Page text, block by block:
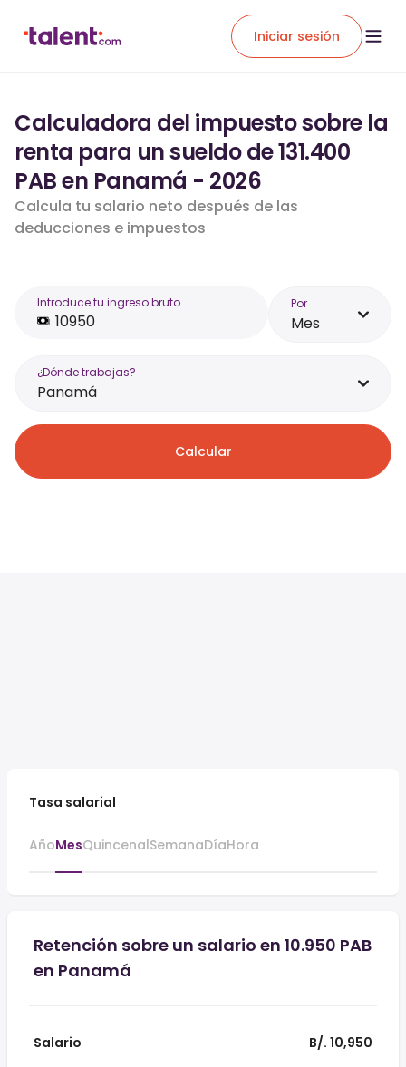
Iniciar sesión
Calculadora del impuesto sobre la
renta para un sueldo de 131.400
PAB en Panamá - 2026
Calcula tu salario neto después de las
deducciones e impuestos
Introduce tu ingreso bruto Por
Mes
¿Dónde trabajas?
Panamá
Calcular
Tasa salarial
AñoMesQuincenalSemanaDíaHora
Retención sobre un salario en 10.950 PAB
en Panamá
Salario
B/. 10,950